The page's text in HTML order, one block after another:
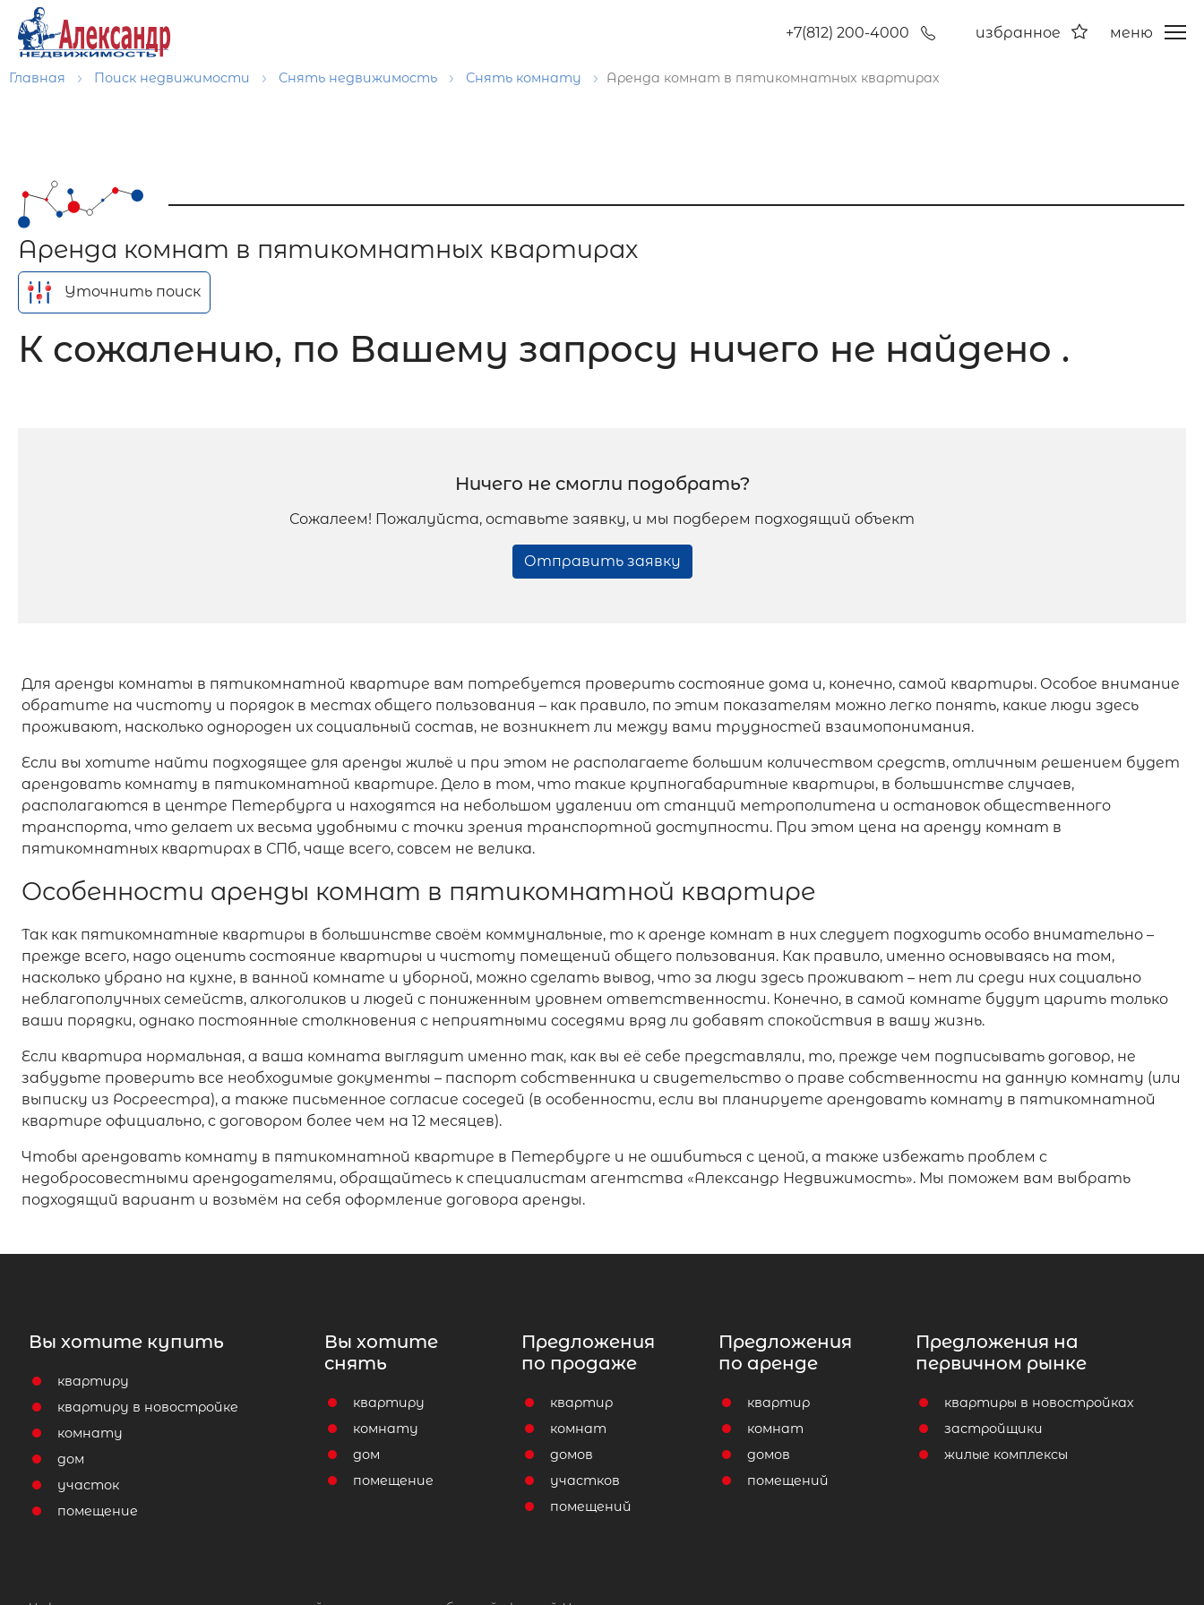
+7(812) 200-4000 избранное меню
Главная Поиск недвижимости Снять недвижимость Снять комнату Аренда комнат в пятикомнатных квартирах
Аренда комнат в пятикомнатных квартирах
Уточнить поиск
К сожалению, по Вашему запросу ничего не найдено .
Ничего не смогли подобрать?
Сожалеем! Пожалуйста, оставьте заявку, и мы подберем подходящий объект
Отправить заявку
Для аренды комнаты в пятикомнатной квартире вам потребуется проверить состояние дома и, конечно, самой квартиры. Особое внимание
обратите на чистоту и порядок в местах общего пользования – как правило, по этим показателям можно легко понять, какие люди здесь
проживают, насколько однороден их социальный состав, не возникнет ли между вами трудностей взаимопонимания.
Если вы хотите найти подходящее для аренды жильё и при этом не располагаете большим количеством средств, отличным решением будет
арендовать комнату в пятикомнатной квартире. Дело в том, что такие крупногабаритные квартиры, в большинстве случаев,
располагаются в центре Петербурга и находятся на небольшом удалении от станций метрополитена и остановок общественного
транспорта, что делает их весьма удобными с точки зрения транспортной доступности. При этом цена на аренду комнат в
пятикомнатных квартирах в СПб, чаще всего, совсем не велика.
Особенности аренды комнат в пятикомнатной квартире
Так как пятикомнатные квартиры в большинстве своём коммунальные, то к аренде комнат в них следует подходить особо внимательно –
прежде всего, надо оценить состояние квартиры и чистоту помещений общего пользования. Как правило, именно основываясь на том,
насколько убрано на кухне, в ванной комнате и уборной, можно сделать вывод, что за люди здесь проживают – нет ли среди них социально
неблагополучных семейств, алкоголиков и людей с пониженным уровнем ответственности. Конечно, в самой комнате будут царить только
ваши порядки, однако постоянные столкновения с неприятными соседями вряд ли добавят спокойствия в вашу жизнь.
Если квартира нормальная, а ваша комната выглядит именно так, как вы её себе представляли, то, прежде чем подписывать договор, не
забудьте проверить все необходимые документы – паспорт собственника и свидетельство о праве собственности на данную комнату (или
выписку из Росреестра), а также письменное согласие соседей (в особенности, если вы планируете арендовать комнату в пятикомнатной
квартире официально, с договором более чем на 12 месяцев).
Чтобы арендовать комнату в пятикомнатной квартире в Петербурге и не ошибиться с ценой, а также избежать проблем с
недобросовестными арендодателями, обращайтесь к специалистам агентства «Александр Недвижимость». Мы поможем вам выбрать
подходящий вариант и возьмём на себя оформление договора аренды.
Вы хотите купить
квартиру
квартиру в новостройке
комнату
дом
участок
помещение
Вы хотите
снять
квартиру
комнату
дом
помещение
Предложения
по продаже
квартир
комнат
домов
участков
помещений
Предложения
по аренде
квартир
комнат
домов
помещений
Предложения на
первичном рынке
квартиры в новостройках
застройщики
жилые комплексы